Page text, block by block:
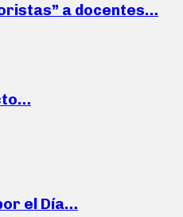
a docentes…
el Día…